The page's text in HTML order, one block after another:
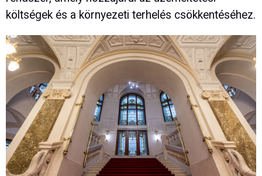
költségek és a környezeti terhelés csökkentéséhez.